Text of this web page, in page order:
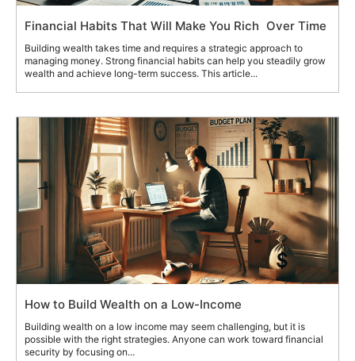
Financial Habits That Will Make You Rich Over Time
Building wealth takes time and requires a strategic approach to
managing money. Strong financial habits can help you steadily grow
wealth and achieve long-term success. This article...
How to Build Wealth on a Low-Income
Building wealth on a low income may seem challenging, but it is
possible with the right strategies. Anyone can work toward financial
security by focusing on...